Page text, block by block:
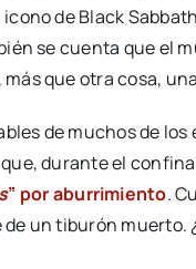
de Black
se cuenta que el
que otra cosa,
de muchos de
durante el
” por aburrimiento.
un tiburón muerto.